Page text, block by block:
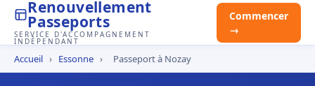
Renouvellement
Passeports
SERVICE D'ACCOMPAGNEMENT
INDÉPENDANT
Commencer
→
Accueil › Essonne › Passeport à Nozay